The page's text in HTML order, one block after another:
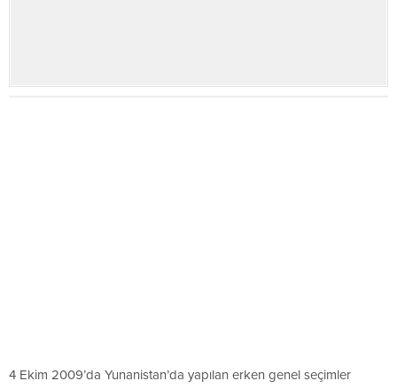
4 Ekim 2009’da Yunanistan’da yapılan erken genel seçimler